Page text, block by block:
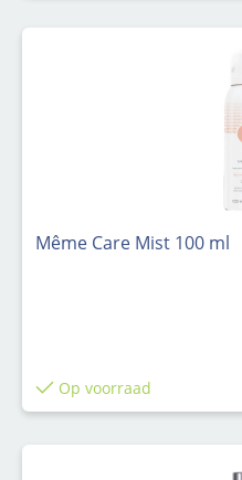
Même Care Mist 100 ml
Op voorraad